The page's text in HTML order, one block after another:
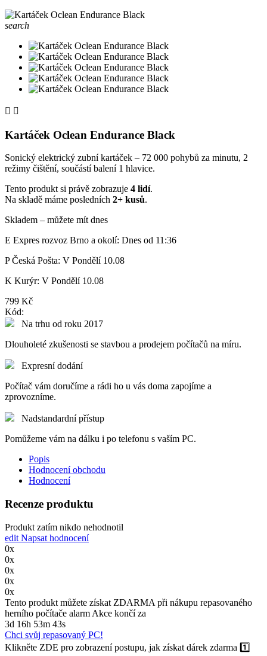
search
 
Kartáček Oclean Endurance Black
Sonický elektrický zubní kartáček – 72 000 pohybů za minutu, 2
režimy čištění, součástí balení 1 hlavice.
Tento produkt si právě zobrazuje 4 lidí.
Na skladě máme posledních 2+ kusů.
Skladem – můžete mít dnes
E Expres rozvoz Brno a okolí: Dnes od 11:36
P Česká Pošta: V Pondělí 10.08
K Kurýr: V Pondělí 10.08
799 Kč
Kód:
Na trhu od roku 2017
Dlouholeté zkušenosti se stavbou a prodejem počítačů na míru.
Expresní dodání
Počítač vám doručíme a rádi ho u vás doma zapojíme a
zprovozníme.
Nadstandardní přístup
Pomůžeme vám na dálku i po telefonu s vaším PC.
Popis
Hodnocení obchodu
Hodnocení
Recenze produktu
Produkt zatím nikdo nehodnotil
edit Napsat hodnocení
0x
0x
0x
0x
0x
Tento produkt můžete získat ZDARMA při nákupu repasovaného
herního počítače alarm Akce končí za
3d 16h 53m 43s
Chci svůj repasovaný PC!
Klikněte ZDE pro zobrazení postupu, jak získat dárek zdarma 1️⃣